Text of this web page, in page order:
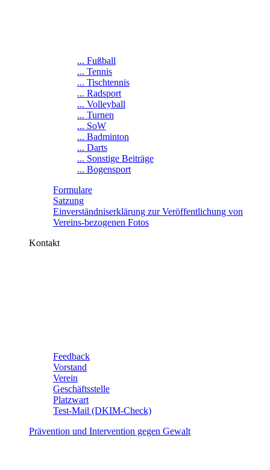
... Fußball
... Tennis
... Tischtennis
... Radsport
... Volleyball
... Turnen
... SoW
... Badminton
... Darts
... Sonstige Beiträge
... Bogensport
Formulare
Satzung
Einverständniserklärung zur Veröffentlichung von
Vereins-bezogenen Fotos
Kontakt
Feedback
Vorstand
Verein
Geschäftsstelle
Platzwart
Test-Mail (DKIM-Check)
Prävention und Intervention gegen Gewalt